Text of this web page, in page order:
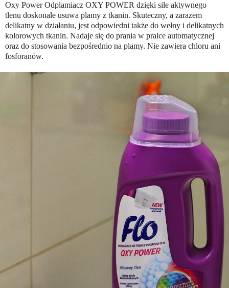
Oxy Power Odplamiacz OXY POWER dzięki sile aktywnego
tlenu doskonale usuwa plamy z tkanin. Skuteczny, a zarazem
delikatny w działaniu, jest odpowiedni także do wełny i delikatnych
kolorowych tkanin. Nadaje się do prania w pralce automatycznej
oraz do stosowania bezpośrednio na plamy. Nie zawiera chloru ani
fosforanów.